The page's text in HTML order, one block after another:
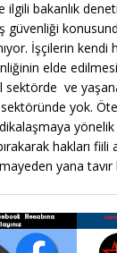
bakanlık
güvenliği
İşçilerin kendi
elde
ve
yok.
yönelik
hakları fiili
yana